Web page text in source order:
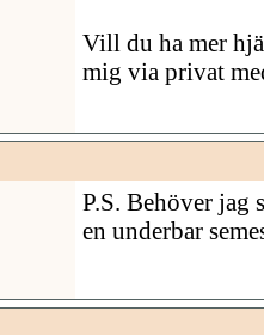
Vill du ha mer
mig via privat
P.S. Behöver jag
en underbar